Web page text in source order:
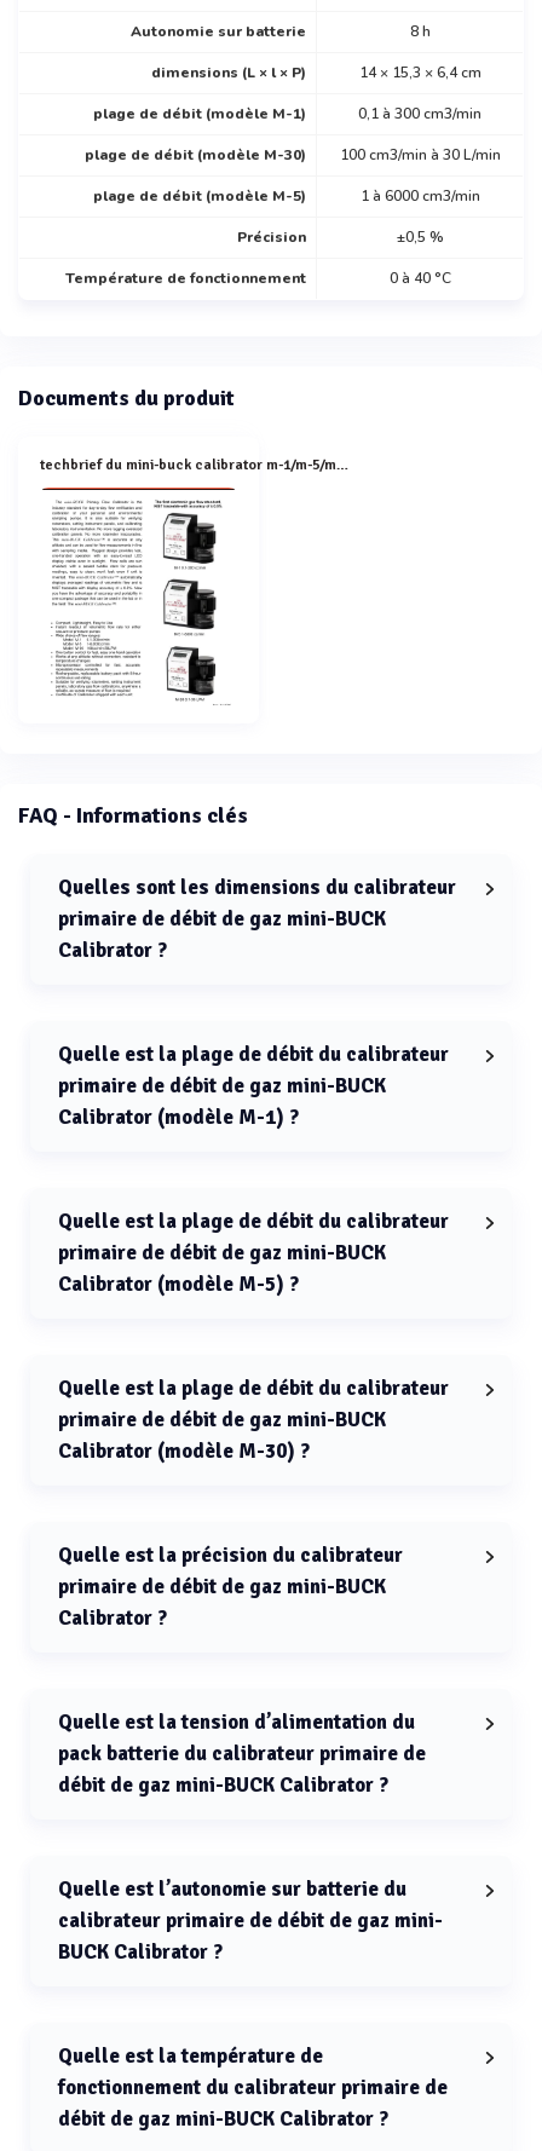
Autonomie sur batterie 8 h
dimensions (L × l × P) 14 × 15,3 × 6,4 cm
plage de débit (modèle M-1) 0,1 à 300 cm3/min
plage de débit (modèle M-30) 100 cm3/min à 30 L/min
plage de débit (modèle M-5) 1 à 6000 cm3/min
Précision ±0,5 %
Température de fonctionnement 0 à 40 °C
Documents du produit
techbrief du mini-buck calibrator m-1/m-5/m-30
FAQ - Informations clés
Quelles sont les dimensions du calibrateur
primaire de débit de gaz mini-BUCK
Calibrator ?
Quelle est la plage de débit du calibrateur
primaire de débit de gaz mini-BUCK
Calibrator (modèle M-1) ?
cm3/min.
Quelle est la plage de débit du calibrateur
primaire de débit de gaz mini-BUCK
Calibrator (modèle M-5) ?
cm3/min.
Quelle est la plage de débit du calibrateur
primaire de débit de gaz mini-BUCK
Calibrator (modèle M-30) ?
cm3/min à 30 L/min.
Quelle est la précision du calibrateur
primaire de débit de gaz mini-BUCK
Calibrator ?
Quelle est la tension d’alimentation du
pack batterie du calibrateur primaire de
débit de gaz mini-BUCK Calibrator ?
Calibrator est de 4,8 V.
Quelle est l’autonomie sur batterie du
calibrateur primaire de débit de gaz mini-
BUCK Calibrator ?
Quelle est la température de
fonctionnement du calibrateur primaire de
débit de gaz mini-BUCK Calibrator ?